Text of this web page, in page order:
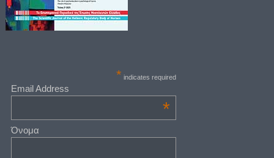
* indicates required
Email Address
*
Όνομα